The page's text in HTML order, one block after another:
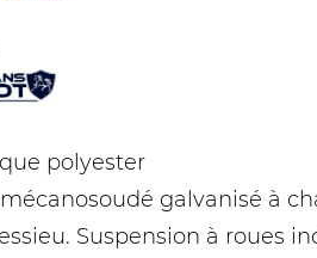
polyester
galvanisé à
Suspension à roues